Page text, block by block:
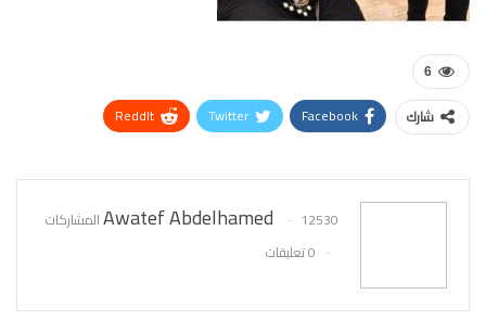
6
شارك Facebook
Twitter
ReddIt
Awatef Abdelhamed
12530 المشاركات
0 تعليقات